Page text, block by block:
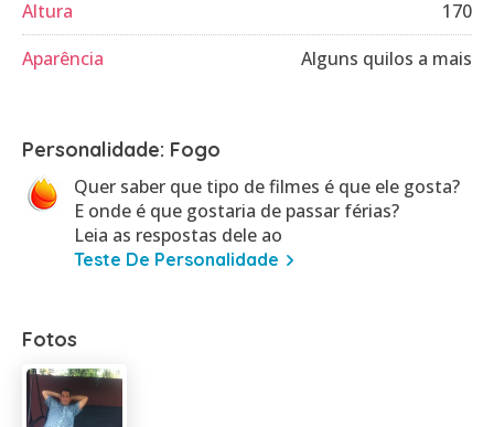
Altura
170
Aparência
Alguns quilos a mais
Personalidade: Fogo
Quer saber que tipo de filmes é que ele gosta?
E onde é que gostaria de passar férias?
Leia as respostas dele ao
Teste De Personalidade
Fotos